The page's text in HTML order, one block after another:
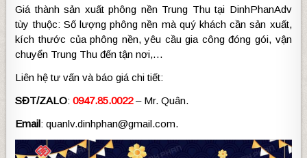
Giá thành sản xuất phông nền Trung Thu tại DinhPhanAdv
tùy thuộc: Số lượng phông nền mà quý khách cần sản xuất,
kích thước của phông nền, yêu cầu gia công đóng gói, vận
chuyển Trung Thu đến tận nơi,…
Liên hệ tư vấn và báo giá chi tiết:
SĐT/ZALO:0947.85.0022– Mr. Quân.
Email: quanlv.dinhphan@gmail.com.